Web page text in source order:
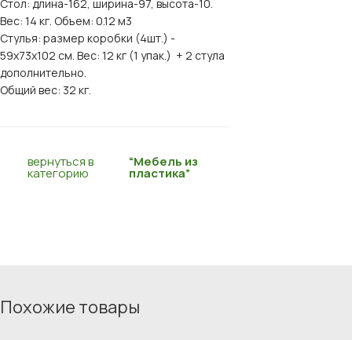
Стол: длина-162, ширина-97, высота-10.
Вес: 14 кг. Объем: 0.12 м3
Стулья: размер коробки (4шт.) -
59х73х102 см. Вес: 12 кг (1 упак.) + 2 стула
дополнительно.
Общий вес: 32 кг.
вернуться в
категорию
“Мебель из
пластика”
Похожие товары